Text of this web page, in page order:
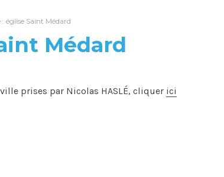
église Saint Médard
Médard
prises par Nicolas HASLÉ, cliquer ici